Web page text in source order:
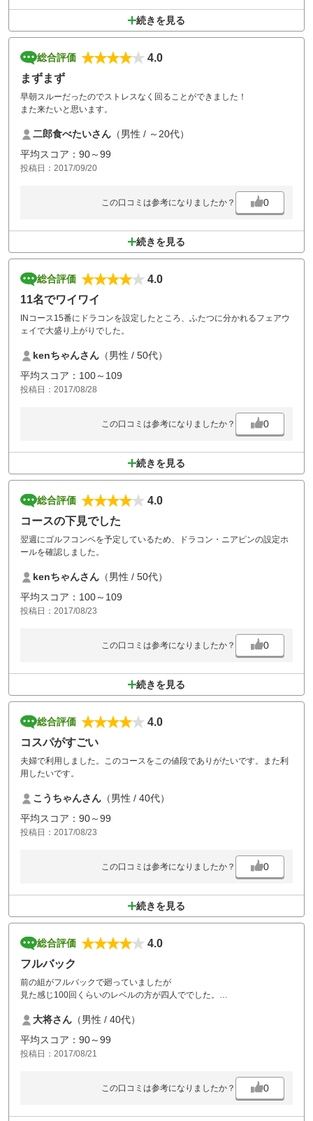
続きを見る
総合評価
4.0
まずまず
早朝スルーだったのでストレスなく回ることができました！
また来たいと思います。
二郎食べたいさん （男性 / ～20代）
平均スコア：90～99
投稿日：2017/09/20
この口コミは参考になりましたか？ 0
続きを見る
総合評価
4.0
11名でワイワイ
INコース15番にドラコンを設定したところ、ふたつに分かれるフェアウ
ェイで大盛り上がりでした。
kenちゃんさん （男性 / 50代）
平均スコア：100～109
投稿日：2017/08/28
この口コミは参考になりましたか？ 0
続きを見る
総合評価
4.0
コースの下見でした
翌週にゴルフコンペを予定しているため、ドラコン・ニアピンの設定ホ
ールを確認しました。
kenちゃんさん （男性 / 50代）
平均スコア：100～109
投稿日：2017/08/23
この口コミは参考になりましたか？ 0
続きを見る
総合評価
4.0
コスパがすごい
夫婦で利用しました。このコースをこの値段でありがたいです。また利
用したいです。
こうちゃんさん （男性 / 40代）
平均スコア：90～99
投稿日：2017/08/23
この口コミは参考になりましたか？ 0
続きを見る
総合評価
4.0
フルバック
前の組がフルバックで廻っていましたが
見た感じ100回くらいのレベルの方が四人ででした。
大将さん （男性 / 40代）
平均スコア：90～99
投稿日：2017/08/21
この口コミは参考になりましたか？ 0